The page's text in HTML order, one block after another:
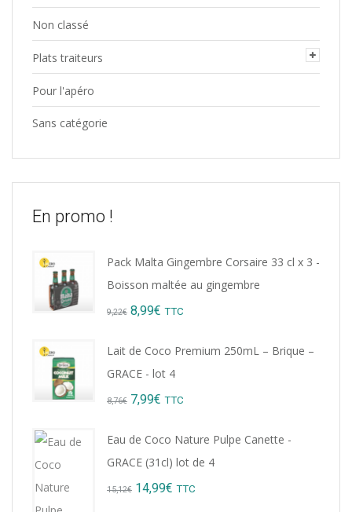
Non classé
Plats traiteurs
Pour l'apéro
Sans catégorie
En promo !
Pack Malta Gingembre Corsaire 33 cl x 3 -
Boisson maltée au gingembre
9,22€ Original
8,99€ Current
TTC
Lait de Coco Premium 250mL – Brique –
GRACE - lot 4
8,76€ Original
7,99€ Current
TTC
Eau de Coco Nature Pulpe Canette -
GRACE (31cl) lot de 4
15,12€ Original
14,99€ Current
TTC